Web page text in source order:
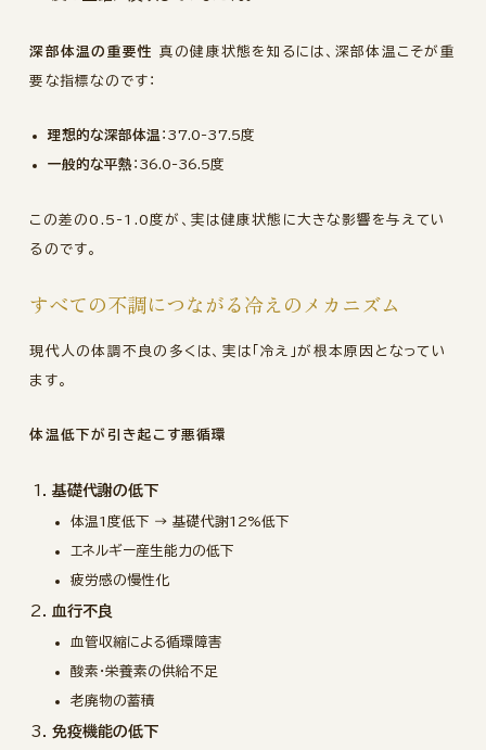
深部体温の重要性 真の健康状態を知るには、深部体温こそが重
要な指標なのです：
理想的な深部体温 ：37.0-37.5度
一般的な平熱：36.0-36.5度
この差の0.5-1.0度が、実は健康状態に大きな影響を与えてい
るのです。
すべての不調につながる冷えのメカニズム
現代人の体調不良の多くは、実は「冷え」が根本原因となってい
ます。
体温低下が引き起こす悪循環
基礎代謝の低下
体温1度低下 → 基礎代謝12%低下
エネルギー産生能力の低下
疲労感の慢性化
血行不良
血管収縮による循環障害
酸素・栄養素の供給不足
老廃物の蓄積
免疫機能の低下